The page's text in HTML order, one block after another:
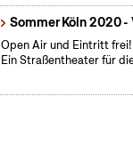
Sommer Köln 2020
Open Air und Eintritt frei!
Ein Straßentheater für